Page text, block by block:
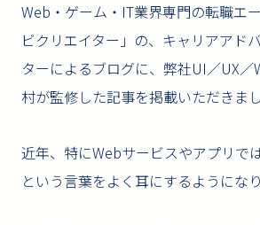
Web・ゲーム・IT業界専門の転職エ
ビクリエイター」の、キャリアアド
ターによるブログに、弊社UI／UX
村が監修した記事を掲載いただきまし
近年、特にWebサービスやアプリで
という言葉をよく耳にするようにな